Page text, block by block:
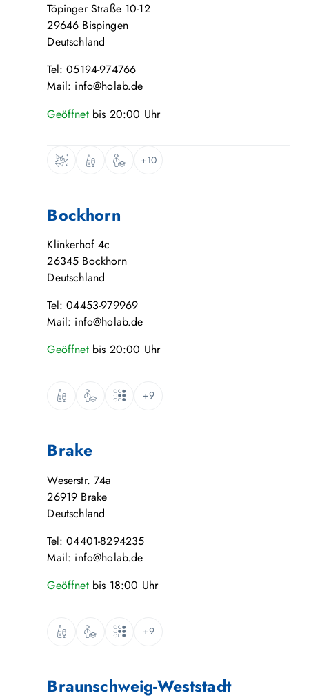
Töpinger Straße 10-12
29646 Bispingen
Deutschland
Tel: 05194-974766
Mail: info@holab.de
Geöffnet bis 20:00 Uhr
+10
Bockhorn
Klinkerhof 4c
26345 Bockhorn
Deutschland
Tel: 04453-979969
Mail: info@holab.de
Geöffnet bis 20:00 Uhr
+9
Brake
Weserstr. 74a
26919 Brake
Deutschland
Tel: 04401-8294235
Mail: info@holab.de
Geöffnet bis 18:00 Uhr
+9
Braunschweig-Weststadt